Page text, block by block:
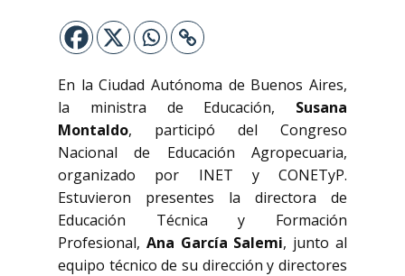
En la Ciudad Autónoma de Buenos Aires,
la ministra de Educación, Susana
Montaldo, participó del Congreso
Nacional de Educación Agropecuaria,
organizado por INET y CONETyP.
Estuvieron presentes la directora de
Educación Técnica y Formación
Profesional, Ana García Salemi, junto al
equipo técnico de su dirección y directores